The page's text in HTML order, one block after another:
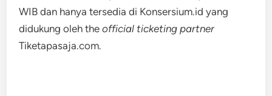
WIB dan hanya tersedia di Konsersium.id yang
didukung oleh theofficial ticketing partner
Tiketapasaja.com.